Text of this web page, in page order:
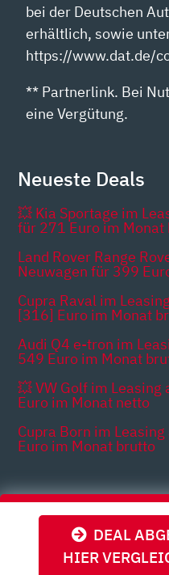
DEAL
HIER
bei der Deutschen
erhältlich, sowie
https://www.dat.de/
** Partnerlink. Bei
eine Vergütung.
Neueste Deals
💥 Kia Sportage im
für 271 Euro im Monat
Land Rover Range
Neuwagen für 399
Cupra Raval im
[316] Euro im Monat
Audi Q4 e-tron im
549 Euro im Monat
💥 VW Golf im
Euro im Monat netto
Cupra Born im
Euro im Monat brutto